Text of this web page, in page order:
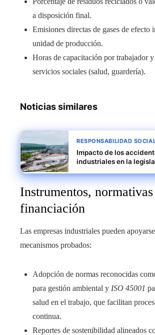
a disposición final.
Emisiones directas de gases de efecto
unidad de producción.
Horas de capacitación por trabajador
servicios sociales (salud, guardería).
Noticias similares
RESPONSABILIDAD
Impacto de los
industriales en la
Instrumentos,
financiación
Las empresas industriales pueden
mecanismos probados:
Adopción de normas reconocidas
para gestión ambiental y ISO 45001
salud en el trabajo, que facilitan
continua.
Reportes de sostenibilidad alineados